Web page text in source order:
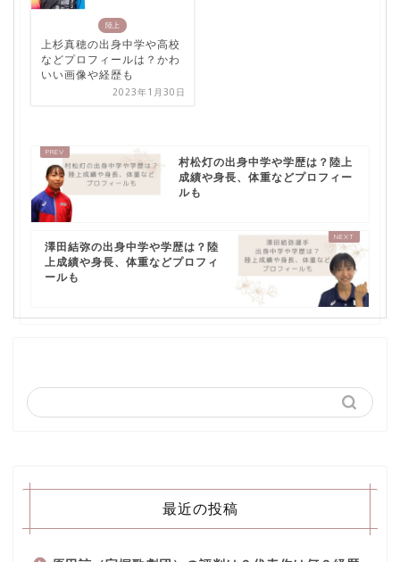
陸上
上杉真穂の出身中学や高校
などプロフィールは？かわ
いい画像や経歴も
2023年1月30日
村松灯の出身中学や学歴は？陸上
成績や身長、体重などプロフィー
ルも
澤田結弥の出身中学や学歴は？陸
上成績や身長、体重などプロフィ
ールも
最近の投稿